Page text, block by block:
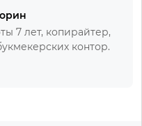
7 лет, копирайтер,
контор.